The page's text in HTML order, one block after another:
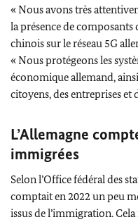
« Nous avons très
la présence de
chinois sur le réseau 5G
« Nous protégeons les
économique allemand,
citoyens, des entreprises et
L’Allemagne
immigrées
Selon l’Office fédéral des
comptait en 2022 un peu
issus de l’immigration.